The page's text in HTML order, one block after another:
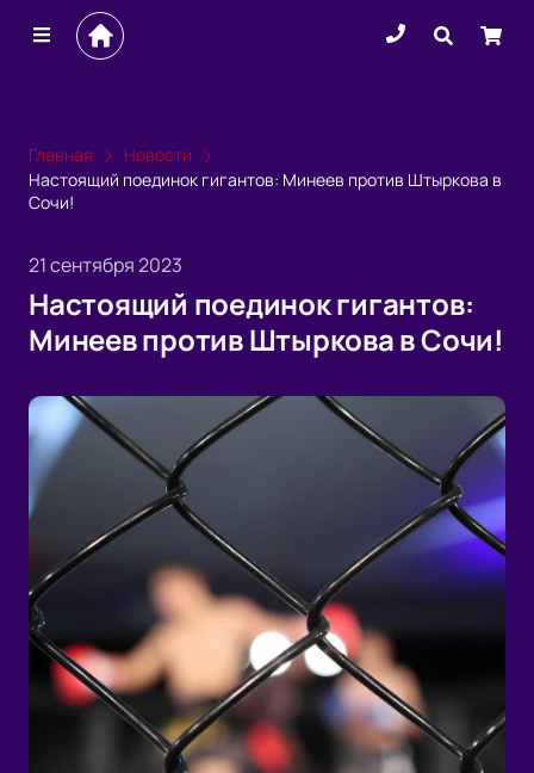
Главная
Новости
Настоящий поединок гигантов: Минеев против Штыркова в
Сочи!
21 сентября 2023
Настоящий поединок гигантов:
Минеев против Штыркова в Сочи!